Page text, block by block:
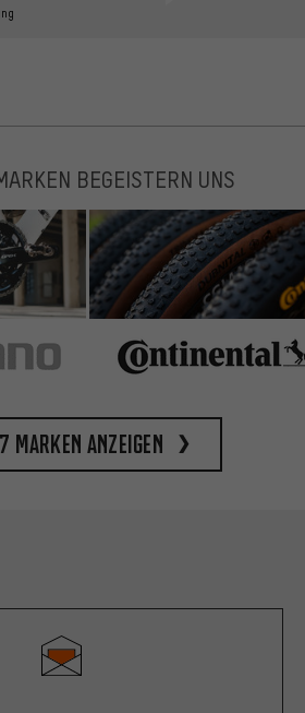
BEGEISTERN UNS
Marken anzeigen